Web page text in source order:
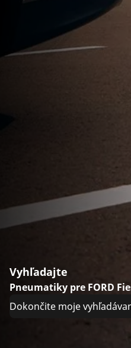
Vyhľadajte
Pneumatiky pre FORD
Dokončite moje